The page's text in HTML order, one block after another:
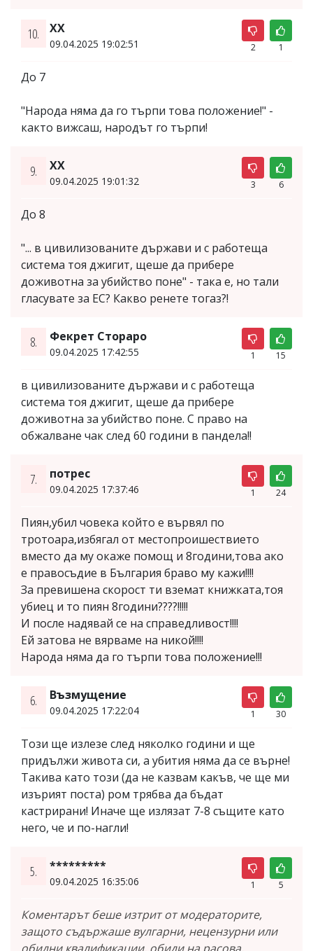
10. ХХ
09.04.2025 19:02:51 2 1
До 7
"Народа няма да го търпи това положение!" -
както вижсаш, народът го търпи!
9. ХХ
09.04.2025 19:01:32 3 6
До 8
"... в цивилизованите държави и с работеща
система тоя джигит, щеше да прибере
доживотна за убийство поне" - така е, но тали
гласувате за ЕС? Какво ренете тогаз?!
8. Фекрет Стораро
09.04.2025 17:42:55 1 15
в цивилизованите държави и с работеща
система тоя джигит, щеше да прибере
доживотна за убийство поне. С право на
обжалване чак след 60 години в пандела!!
7. потрес
09.04.2025 17:37:46 1 24
Пиян,убил човека който е вървял по
тротоара,избягал от местопроишествието
вместо да му окаже помощ и 8години,това ако
е правосъдие в България браво му кажи!!!!
За превишена скорост ти вземат книжката,тоя
убиец и то пиян 8години????!!!!!
И после надявай се на справедливост!!!!
Ей затова не вярваме на никой!!!!
Народа няма да го търпи това положение!!!
6. Възмущение
09.04.2025 17:22:04 1 30
Този ще излезе след няколко години и ще
придължи живота си, а убития няма да се върне!
Такива като този (да не казвам какъв, че ще ми
изърият поста) ром трябва да бъдат
кастрирани! Иначе ще излязат 7-8 същите като
него, че и по-нагли!
5. *********
09.04.2025 16:35:06 1 5
Коментарът беше изтрит от модераторите,
защото съдържаше вулгарни, нецензурни или
обидни квалификации, обиди на расова,